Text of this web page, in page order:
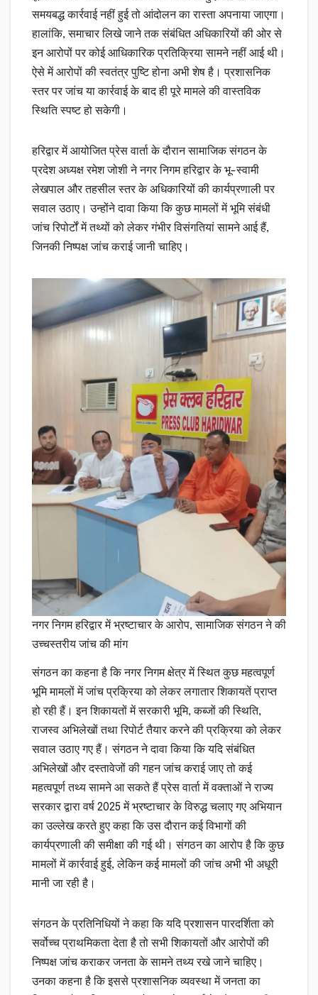
समयबद्ध कार्रवाई नहीं हुई तो आंदोलन का रास्ता अपनाया जाएगा।
हालांकि, समाचार लिखे जाने तक संबंधित अधिकारियों की ओर से
इन आरोपों पर कोई आधिकारिक प्रतिक्रिया सामने नहीं आई थी।
ऐसे में आरोपों की स्वतंत्र पुष्टि होना अभी शेष है। प्रशासनिक
स्तर पर जांच या कार्रवाई के बाद ही पूरे मामले की वास्तविक
स्थिति स्पष्ट हो सकेगी।
हरिद्वार में आयोजित प्रेस वार्ता के दौरान सामाजिक संगठन के
प्रदेश अध्यक्ष रमेश जोशी ने नगर निगम हरिद्वार के भू-स्वामी
लेखपाल और तहसील स्तर के अधिकारियों की कार्यप्रणाली पर
सवाल उठाए। उन्होंने दावा किया कि कुछ मामलों में भूमि संबंधी
जांच रिपोर्टों में तथ्यों को लेकर गंभीर विसंगतियां सामने आई हैं,
जिनकी निष्पक्ष जांच कराई जानी चाहिए।
नगर निगम हरिद्वार में भ्रष्टाचार के आरोप, सामाजिक संगठन ने की
उच्चस्तरीय जांच की मांग
संगठन का कहना है कि नगर निगम क्षेत्र में स्थित कुछ महत्वपूर्ण
भूमि मामलों में जांच प्रक्रिया को लेकर लगातार शिकायतें प्राप्त
हो रही हैं। इन शिकायतों में सरकारी भूमि, कब्जों की स्थिति,
राजस्व अभिलेखों तथा रिपोर्ट तैयार करने की प्रक्रिया को लेकर
सवाल उठाए गए हैं। संगठन ने दावा किया कि यदि संबंधित
अभिलेखों और दस्तावेजों की गहन जांच कराई जाए तो कई
महत्वपूर्ण तथ्य सामने आ सकते हैं प्रेस वार्ता में वक्ताओं ने राज्य
सरकार द्वारा वर्ष 2025 में भ्रष्टाचार के विरुद्ध चलाए गए अभियान
का उल्लेख करते हुए कहा कि उस दौरान कई विभागों की
कार्यप्रणाली की समीक्षा की गई थी। संगठन का आरोप है कि कुछ
मामलों में कार्रवाई हुई, लेकिन कई मामलों की जांच अभी भी अधूरी
मानी जा रही है।
संगठन के प्रतिनिधियों ने कहा कि यदि प्रशासन पारदर्शिता को
सर्वोच्च प्राथमिकता देता है तो सभी शिकायतों और आरोपों की
निष्पक्ष जांच कराकर जनता के सामने तथ्य रखे जाने चाहिए।
उनका कहना है कि इससे प्रशासनिक व्यवस्था में जनता का